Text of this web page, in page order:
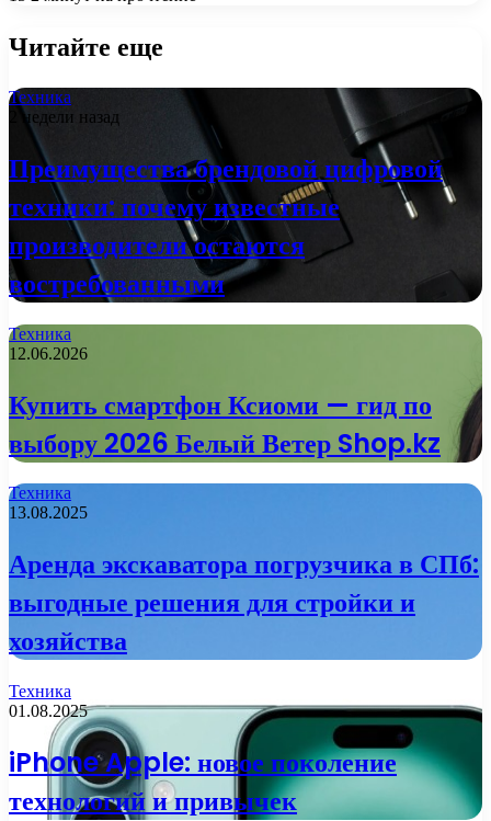
Читайте еще
Техника
2 недели назад
Преимущества брендовой цифровой
техники: почему известные
производители остаются
востребованными
Техника
12.06.2026
Купить смартфон Ксиоми — гид по
выбору 2026 Белый Ветер Shop.kz
Техника
13.08.2025
Аренда экскаватора погрузчика в СПб:
выгодные решения для стройки и
хозяйства
Техника
01.08.2025
iPhone Apple: новое поколение
технологий и привычек